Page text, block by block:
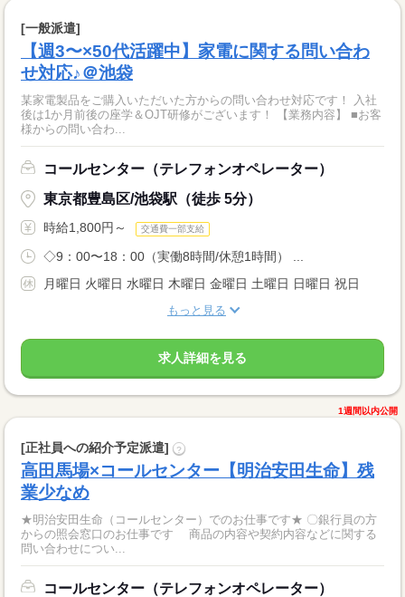
[一般派遣]
【週3〜×50代活躍中】家電に関する問い合わ
せ対応♪＠池袋
某家電製品をご購入いただいた方からの問い合わせ対応です！ 入社
後は1か月前後の座学＆OJT研修がございます！ 【業務内容】 ■お客
様からの問い合わ...
コールセンター（テレフォンオペレーター）
東京都豊島区/池袋駅（徒歩 5分）
時給1,800円～ 交通費一部支給
◇9：00〜18：00（実働8時間/休憩1時間） ...
月曜日 火曜日 水曜日 木曜日 金曜日 土曜日 日曜日 祝日
もっと見る
求人詳細を見る
1週間以内公開
[正社員への紹介予定派遣] ?
高田馬場×コールセンター【明治安田生命】残
業少なめ
★明治安田生命（コールセンター）でのお仕事です★ 〇銀行員の方
からの照会窓口のお仕事です 商品の内容や契約内容などに関する
問い合わせについ...
コールセンター（テレフォンオペレーター）